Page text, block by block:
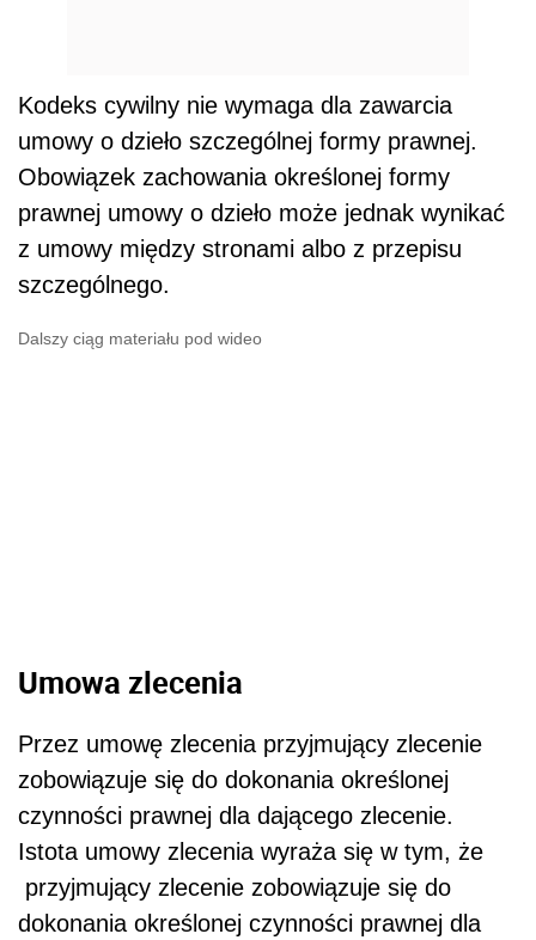
Kodeks cywilny nie wymaga dla zawarcia
umowy o dzieło szczególnej formy prawnej.
Obowiązek zachowania określonej formy
prawnej umowy o dzieło może jednak wynikać
z umowy między stronami albo z przepisu
szczególnego.
Dalszy ciąg materiału pod wideo
Umowa zlecenia
Przez umowę zlecenia przyjmujący zlecenie
zobowiązuje się do dokonania określonej
czynności prawnej dla dającego zlecenie.
Istota umowy zlecenia wyraża się w tym, że
przyjmujący zlecenie zobowiązuje się do
dokonania określonej czynności prawnej dla